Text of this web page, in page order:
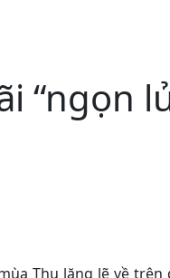
“ngọn
Thu lặng lẽ về